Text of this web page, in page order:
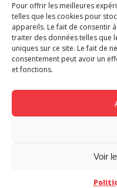
Pour offrir les meilleures
telles que les cookies pour
appareils. Le fait de consentir
traiter des données telles que
uniques sur ce site. Le fait de
consentement peut avoir un
et fonctions.
Voir